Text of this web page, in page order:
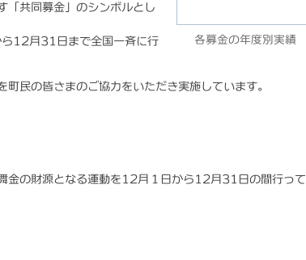
各募金の年度別実績
「共同募金」のシンボルとし
12月31日まで全国一斉に行
民の皆さまのご協力をいただき実施しています。
金の財源となる運動を12月１日から12月31日の間行って